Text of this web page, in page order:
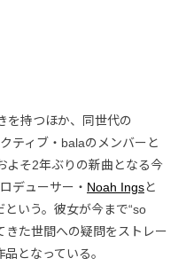
を持つほか、同世代の
ティブ・balaのメンバーと
よそ2年ぶりの新曲となる今
デューサー・ Noah Ingsと
いう。彼女が今まで“so
きた世間への疑問をストレー
となっている。